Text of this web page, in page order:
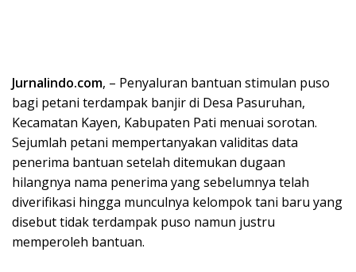
Jurnalindo.com, – Penyaluran bantuan stimulan puso
bagi petani terdampak banjir di Desa Pasuruhan,
Kecamatan Kayen, Kabupaten Pati menuai sorotan.
Sejumlah petani mempertanyakan validitas data
penerima bantuan setelah ditemukan dugaan
hilangnya nama penerima yang sebelumnya telah
diverifikasi hingga munculnya kelompok tani baru yang
disebut tidak terdampak puso namun justru
memperoleh bantuan.